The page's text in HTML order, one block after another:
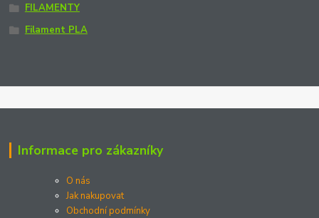
FILAMENTY
Filament PLA
Informace pro zákazníky
O nás
Jak nakupovat
Obchodní podmínky